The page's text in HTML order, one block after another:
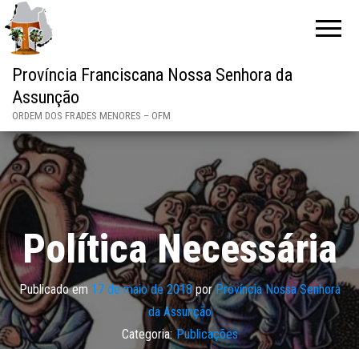
Província Franciscana Nossa Senhora da
Assunção
ORDEM DOS FRADES MENORES – OFM
Política Necessária
Publicado em 17 de maio de 2018porProvíncia Nossa Senhora
da Assunção
Categoria: Publicações